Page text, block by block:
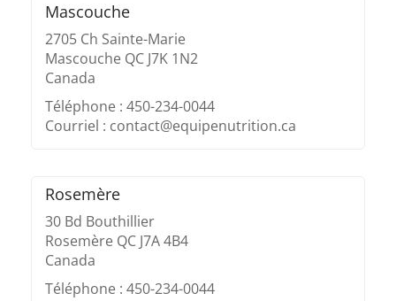
Mascouche
2705 Ch Sainte-Marie
Mascouche QC J7K 1N2
Canada
Téléphone : 450-234-0044
Courriel : contact@equipenutrition.ca
Rosemère
30 Bd Bouthillier
Rosemère QC J7A 4B4
Canada
Téléphone : 450-234-0044